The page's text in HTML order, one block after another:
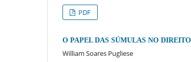
PDF
O PAPEL DAS SÚMULAS NO
William Soares Pugliese